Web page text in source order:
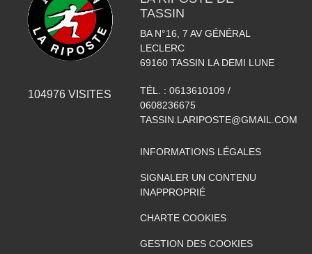
104976 VISITES
TASSIN
BA N°16, 7 AV GÉNÉRAL
LECLERC
69160 TASSIN LA DEMI LUNE
TÉL. : 0613610109 /
0608236675
TASSIN.LARIPOSTE@GMAIL.COM
INFORMATIONS LÉGALES
SIGNALER UN CONTENU
INAPPROPRIÉ
CHARTE COOKIES
GESTION DES COOKIES